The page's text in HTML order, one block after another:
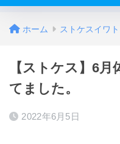
ホーム ストケスイワ
【ストケス】6
てました。
2022年6月5日